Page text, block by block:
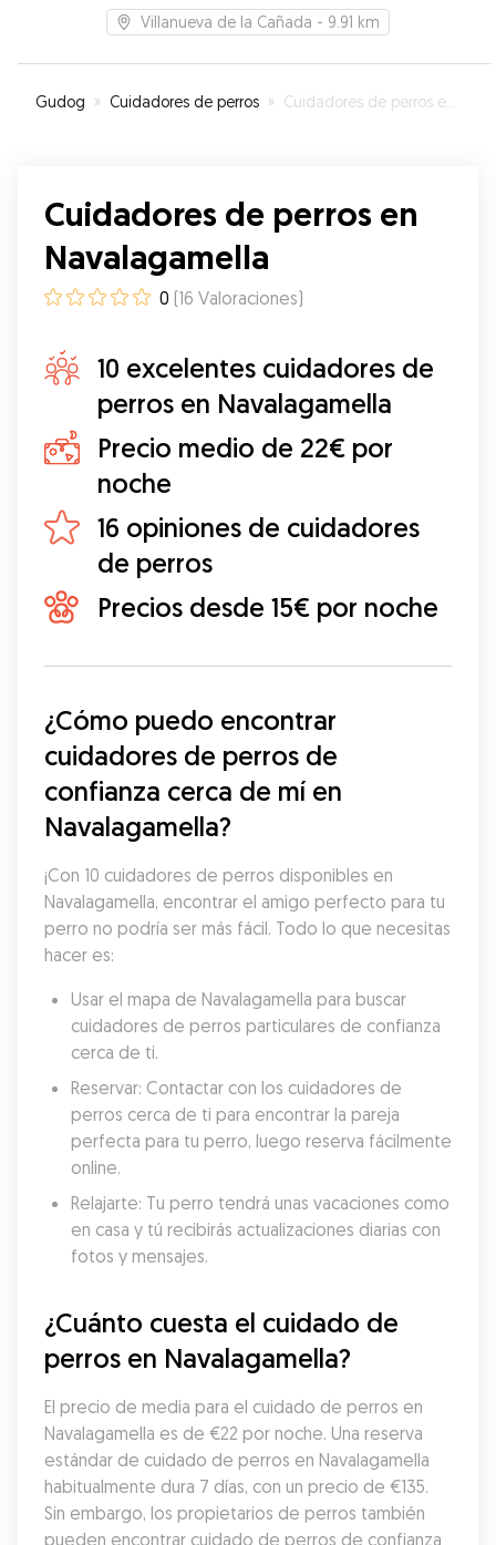
Villanueva de la Cañada - 9.91 km
Gudog » Cuidadores de perros » Cuidadores de perros en Navalagamella
Cuidadores de perros en
Navalagamella
0 (16 Valoraciones)
10 excelentes cuidadores de
perros en Navalagamella
Precio medio de 22€ por
noche
16 opiniones de cuidadores
de perros
Precios desde 15€ por noche
¿Cómo puedo encontrar
cuidadores de perros de
confianza cerca de mí en
Navalagamella?
¡Con 10 cuidadores de perros disponibles en
Navalagamella, encontrar el amigo perfecto para tu
perro no podría ser más fácil. Todo lo que necesitas
hacer es:
Usar el mapa de Navalagamella para buscar
cuidadores de perros particulares de confianza
cerca de ti.
Reservar: Contactar con los cuidadores de
perros cerca de ti para encontrar la pareja
perfecta para tu perro, luego reserva fácilmente
online.
Relajarte: Tu perro tendrá unas vacaciones como
en casa y tú recibirás actualizaciones diarias con
fotos y mensajes.
¿Cuánto cuesta el cuidado de
perros en Navalagamella?
El precio de media para el cuidado de perros en
Navalagamella es de €22 por noche. Una reserva
estándar de cuidado de perros en Navalagamella
habitualmente dura 7 días, con un precio de €135.
Sin embargo, los propietarios de perros también
pueden encontrar cuidado de perros de confianza